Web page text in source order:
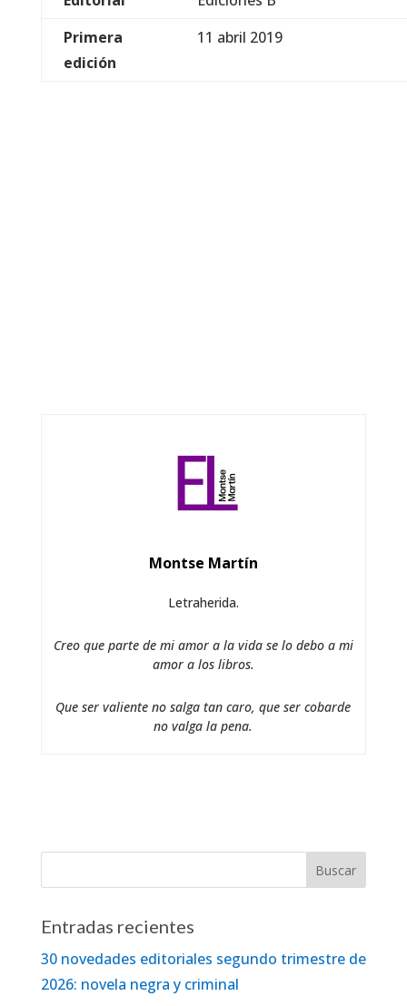
Primera
edición
11 abril 2019
Montse Martín
Letraherida.
Creo que parte de mi amor a la vida se lo debo a mi
amor a los libros.
Que ser valiente no salga tan caro, que ser cobarde
no valga la pena.
Entradas recientes
30 novedades editoriales segundo trimestre de
2026: novela negra y criminal